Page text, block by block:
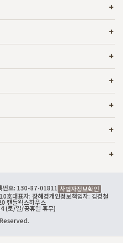
번호: 130-87-01811 사업자정보확인
호대표자: 장혜경개인정보책임자: 김경철
캔들웍스하우스
토/일/공휴일 휴무)